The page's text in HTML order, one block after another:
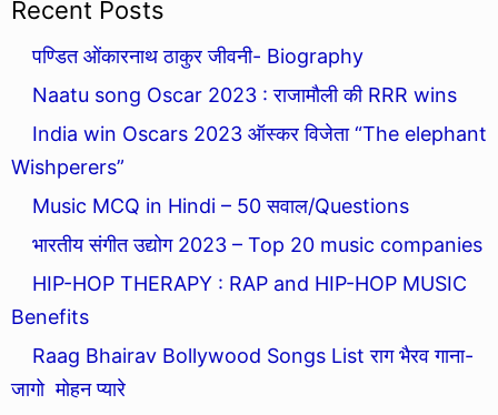
Recent Posts
पण्डित ओंकारनाथ ठाकुर जीवनी- Biography
Naatu song Oscar 2023 : राजामौली की RRR wins
India win Oscars 2023 ऑस्कर विजेता “The elephant
Wishperers”
Music MCQ in Hindi – 50 सवाल/Questions
भारतीय संगीत उद्योग 2023 – Top 20 music companies
HIP-HOP THERAPY : RAP and HIP-HOP MUSIC
Benefits
Raag Bhairav Bollywood Songs List राग भैरव गाना-
जागो मोहन प्यारे